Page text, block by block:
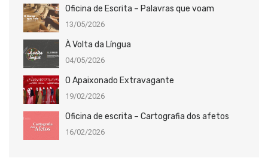
Oficina de Escrita – Palavras que voam
13/05/2026
À Volta da Língua
04/05/2026
O Apaixonado Extravagante
19/02/2026
Oficina de escrita – Cartografia dos afetos
16/02/2026